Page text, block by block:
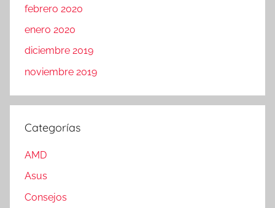
febrero 2020
enero 2020
diciembre 2019
noviembre 2019
Categorías
AMD
Asus
Consejos